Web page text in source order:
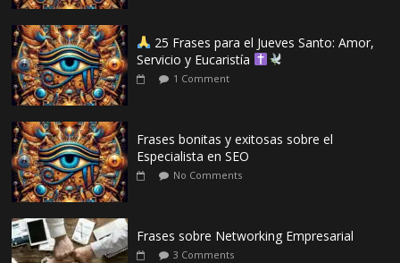
25 Frases para el Jueves Santo: Amor,
Servicio y Eucaristía
1 Comment
Frases bonitas y exitosas sobre el
Especialista en SEO
No Comments
Frases sobre Networking Empresarial
3 Comments